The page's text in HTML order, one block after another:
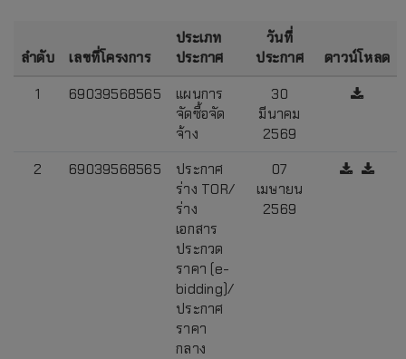
ลำดับ เลขที่โครงการ
ประเภท
ประกาศ
วันที่
ประกาศ
ดาวน์โหลด
1
69039568565
แผนการ
จัดซื้อจัด
จ้าง
30
มีนาคม
2569
2
69039568565
ประกาศ
ร่าง TOR/
ร่าง
เอกสาร
ประกวด
ราคา (e-
bidding)/
ประกาศ
ราคา
กลาง
07
เมษายน
2569